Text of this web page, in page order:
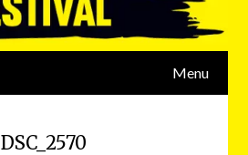
Menu
DSC_2570